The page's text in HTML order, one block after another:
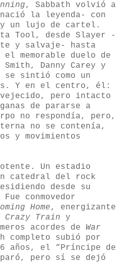
, Sabbath volvió a
nació la leyenda- con
y un lujo de cartel.
Tool, desde Slayer -
y salvaje- hasta
memorable duelo de
Danny Carey y
sintió como un
Y en el centro, él:
pero intacto
de pararse a
no respondía, pero,
no se contenía,
y movimientos
Un estadio
catedral del rock
desde su
conmovedor
Home, energizante
Crazy Train y
acordes de War
completo subió por
años, el “Príncipe de
paró, pero sí se dejó